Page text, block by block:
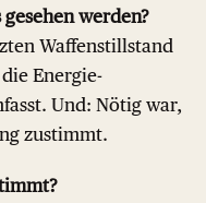
werden?
Waffenstillstand
Energie-
Und: Nötig war,
zustimmt.